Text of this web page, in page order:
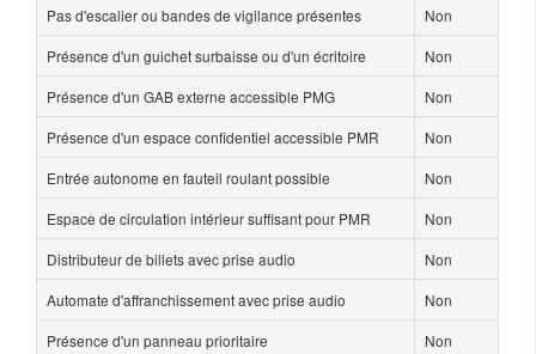
Pas d'escalier ou bandes de vigilance présentes
Non
Présence d'un guichet surbaisse ou d'un écritoire
Non
Présence d'un GAB externe accessible PMG
Non
Présence d'un espace confidentiel accessible PMR
Non
Entrée autonome en fauteil roulant possible
Non
Espace de circulation intérieur suffisant pour PMR
Non
Distributeur de billets avec prise audio
Non
Automate d'affranchissement avec prise audio
Non
Présence d'un panneau prioritaire
Non